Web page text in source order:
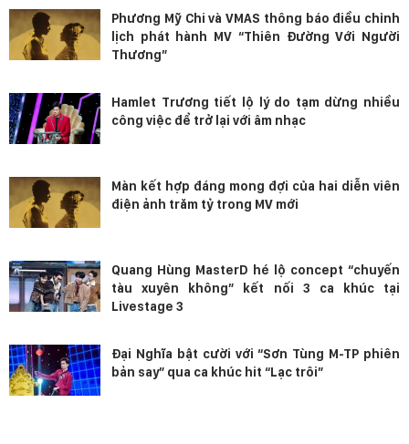
Phương Mỹ Chi và VMAS thông báo điều chỉnh
lịch phát hành MV “Thiên Đường Với Người
Thương”
Hamlet Trương tiết lộ lý do tạm dừng nhiều
công việc để trở lại với âm nhạc
Màn kết hợp đáng mong đợi của hai diễn viên
điện ảnh trăm tỷ trong MV mới
Quang Hùng MasterD hé lộ concept “chuyến
tàu xuyên không” kết nối 3 ca khúc tại
Livestage 3
Đại Nghĩa bật cười với “Sơn Tùng M-TP phiên
bản say” qua ca khúc hit “Lạc trôi”